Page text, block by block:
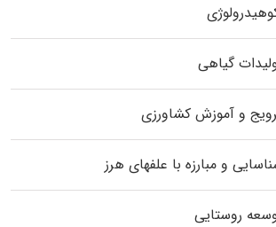
گیاهی
و آموزش کشاورزی
و مبارزه با علفهای هرز
روستایی